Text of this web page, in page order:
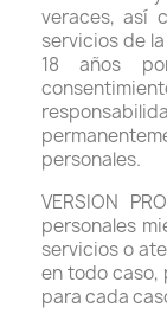
veraces, así
servicios de
18 años
personales.
VERSION
personales
servicios o
en todo caso,
para cada